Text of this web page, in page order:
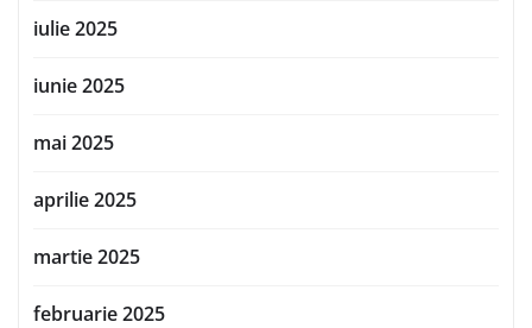
iulie 2025
iunie 2025
mai 2025
aprilie 2025
martie 2025
februarie 2025